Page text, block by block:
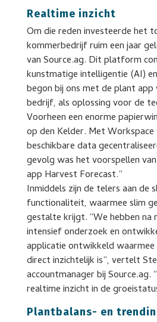
Realtime inzicht
Om die reden investeerde het
kommerbedrijf ruim een jaar
van Source.ag. Dit platform
kunstmatige intelligentie (AI)
begon bij ons met de plant
bedrijf, als oplossing voor de
Voorheen een enorme
op den Kelder. Met
beschikbare data
gevolg was het voorspellen
app Harvest Forecast.”
Inmiddels zijn de telers aan de
functionaliteit, waarmee slim
gestalte krijgt. “We hebben na
intensief onderzoek en
applicatie ontwikkeld
direct inzichtelijk is”, vertelt
accountmanager bij
realtime inzicht in de
Plantbalans- en